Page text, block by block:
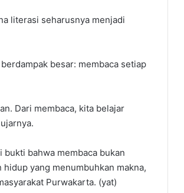
literasi seharusnya menjadi
besar: membaca setiap
Dari membaca, kita belajar
bahwa membaca bukan
yang menumbuhkan makna,
Purwakarta. (yat)